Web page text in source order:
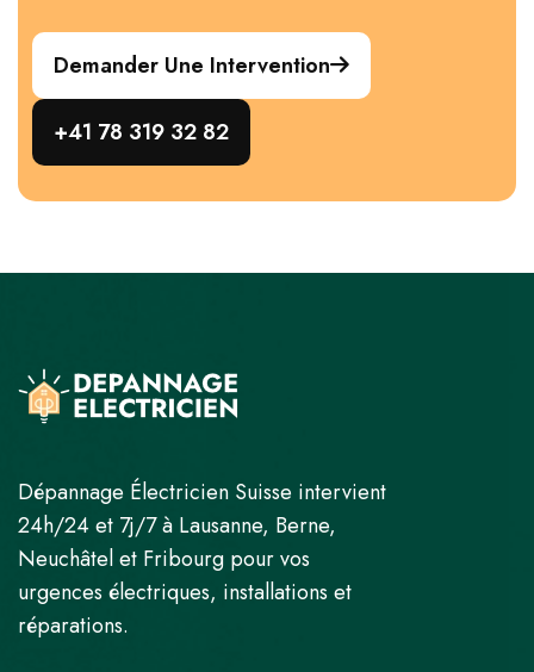
Demander Une Intervention
+41 78 319 32 82
Dépannage Électricien Suisse intervient
24h/24 et 7j/7 à Lausanne, Berne,
Neuchâtel et Fribourg pour vos
urgences électriques, installations et
réparations.